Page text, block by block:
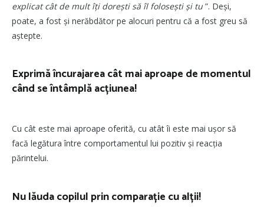
explicat cât de mult îți dorești să îl folosești și tu ”. Deși,
poate, a fost și nerăbdător pe alocuri pentru că a fost greu să
aștepte.
Exprimă încurajarea cât mai aproape de momentul
când se întâmplă acțiunea!
Cu cât este mai aproape oferită, cu atât îi este mai ușor să
facă legătura între comportamentul lui pozitiv și reacția
părintelui.
Nu lăuda copilul prin comparație cu alții!